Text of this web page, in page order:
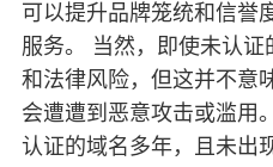
可以提升品牌笼统和信誉
服务。 当然，即使未认
和法律风险，但这并不意
会遭遭到恶意攻击或滥用
认证的域名多年，且未出